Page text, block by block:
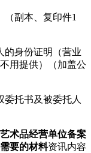
（副本、复印件1
的身份证明（营业
用提供）（加盖公
委托书及被委托人
术品经营单位备案
要的材料资讯内容